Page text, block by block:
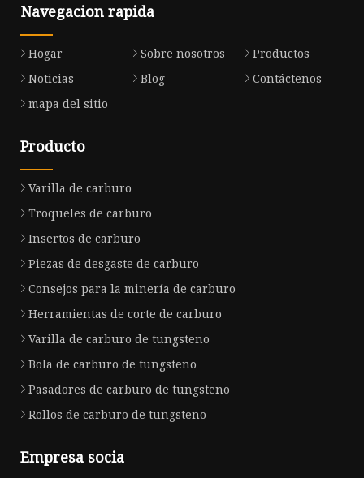
Navegacion rapida
Hogar Sobre nosotros
Productos
Noticias
Blog
Contáctenos
mapa del sitio
Producto
Varilla de carburo
Troqueles de carburo
Insertos de carburo
Piezas de desgaste de carburo
Consejos para la minería de carburo
Herramientas de corte de carburo
Varilla de carburo de tungsteno
Bola de carburo de tungsteno
Pasadores de carburo de tungsteno
Rollos de carburo de tungsteno
Empresa socia